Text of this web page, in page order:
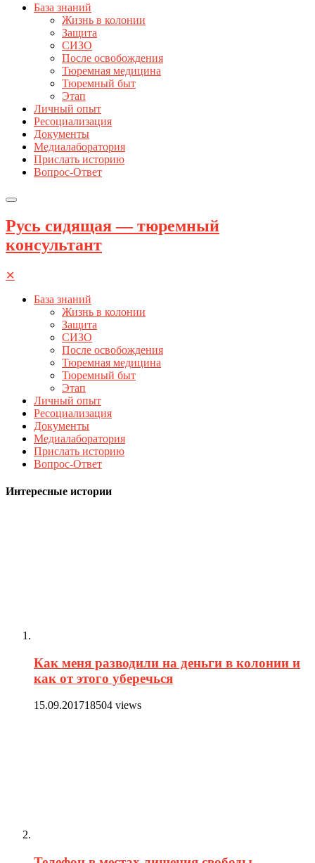
База знаний
Жизнь в колонии
Защита
СИЗО
После освобождения
Тюремная медицина
Тюремный быт
Этап
Личный опыт
Ресоциализация
Документы
Медиалаборатория
Прислать историю
Вопрос-Ответ
Русь сидящая — тюремный
консультант
✕
База знаний
Жизнь в колонии
Защита
СИЗО
После освобождения
Тюремная медицина
Тюремный быт
Этап
Личный опыт
Ресоциализация
Документы
Медиалаборатория
Прислать историю
Вопрос-Ответ
Интересные истории
Как меня разводили на деньги в колонии и
как от этого уберечься
15.09.201718504 views